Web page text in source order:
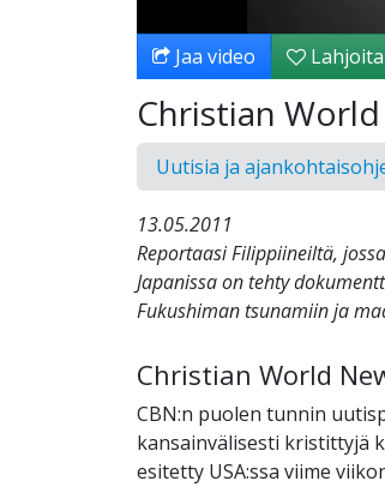
Jaa video Lahjoita
Christian
Uutisia ja
13.05.2011
Reportaasi Filippiineiltä,
Japanissa on tehty
Fukushiman tsunamiin ja
Christian World
CBN:n puolen tunnin
kansainvälisesti kristittyjä
esitetty USA:ssa viime